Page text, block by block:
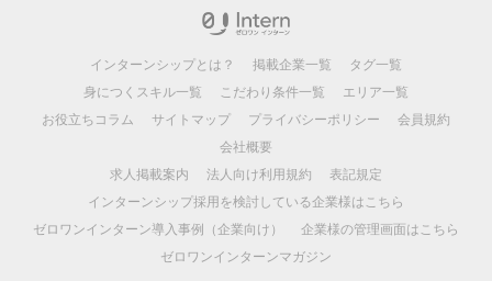
インターンシップとは？ 掲載企業一覧
タグ一覧
身につくスキル一覧
こだわり条件一覧
エリア一覧
お役立ちコラム
サイトマップ プライバシーポリシー
会員規約
会社概要
求人掲載案内
法人向け利用規約
表記規定
インターンシップ採用を検討している企業様はこちら
ゼロワンインターン導入事例（企業向け）
企業様の管理画面はこちら
ゼロワンインターンマガジン